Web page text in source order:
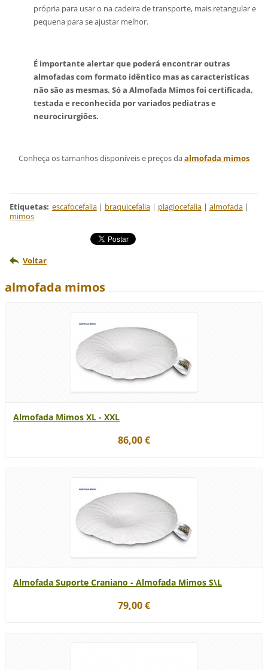
própria para usar o na cadeira de transporte, mais retangular e
pequena para se ajustar melhor.
É importante alertar que poderá encontrar outras
almofadas com formato idêntico mas as caracteristicas
não são as mesmas. Só a Almofada Mimos foi certificada,
testada e reconhecida por variados pediatras e
neurocirurgiões.
Conheça os tamanhos disponíveis e preços daalmofada mimos
Etiquetas: escafocefalia | braquicefalia | plagiocefalia | almofada |
mimos
Voltar
almofada mimos
Almofada Mimos XL - XXL
86,00 €
Almofada Suporte Craniano - Almofada Mimos S\L
79,00 €